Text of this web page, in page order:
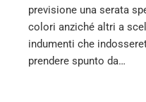
previsione una serata
colori anziché altri a
indumenti che
prendere spunto da…